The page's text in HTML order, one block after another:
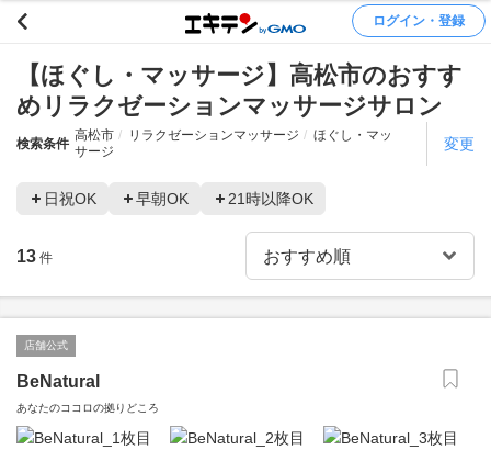
ログイン・登録
【ほぐし・マッサージ】高松市のおすす
めリラクゼーションマッサージサロン
検索条件
高松市 リラクゼーションマッサージ
ほぐし・マッ
サージ
変更
日祝OK 早朝OK 21時以降OK
13 件
店舗公式
BeNatural
あなたのココロの拠りどころ